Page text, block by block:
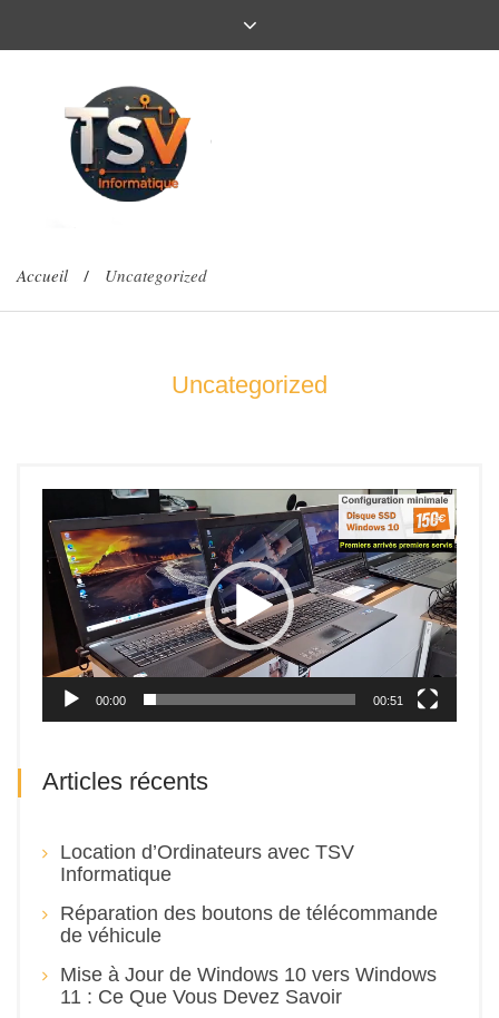
Accueil / Uncategorized
Uncategorized
vidéo
00:00 00:51
Articles récents
Location d’Ordinateurs avec TSV
Informatique
Réparation des boutons de télécommande
de véhicule
Mise à Jour de Windows 10 vers Windows
11 : Ce Que Vous Devez Savoir